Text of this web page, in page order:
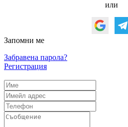
или
Запомни ме
Забравена парола?
Регистрация